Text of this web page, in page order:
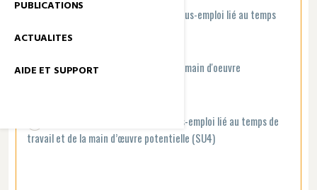
PUBLICATIONS
ACTUALITES
AIDE ET SUPPORT
Taux combiné du chômage et du sous-emploi lié au temps
Taux combiné du chômage et de la main d'oeuvre
Taux combiné du chômage, du sous-emploi lié au temps de
travail et de la main d’œuvre potentielle (SU4)